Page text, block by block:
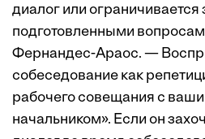
диалог или ограничивается
подготовленными
Фернандес-Араос. —
собеседование как
рабочего совещания с
начальником». Если он